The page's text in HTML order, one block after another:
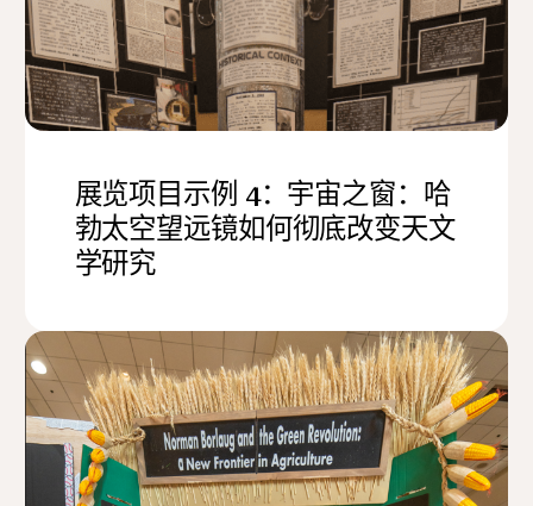
展览项目示例 4：宇宙之窗：哈
勃太空望远镜如何彻底改变天文
学研究